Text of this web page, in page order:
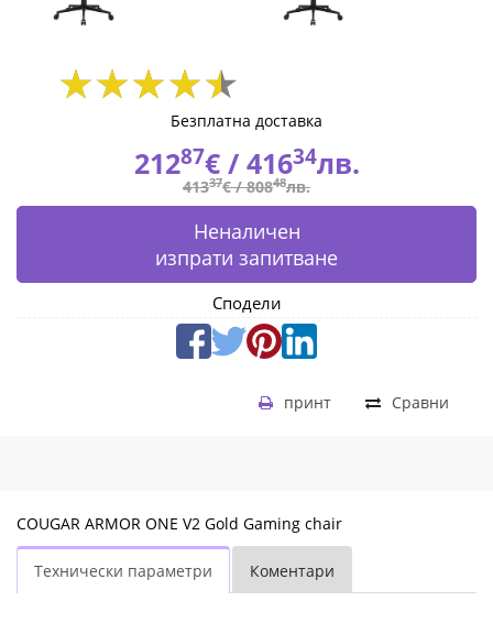
Безплатна доставка
21287€ / 41634лв.
41337€ /80848лв.
Неналичен
изпрати запитване
Сподели
Сравни
принт
COUGAR ARMOR ONE V2 Gold Gaming chair
Технически параметри Коментари